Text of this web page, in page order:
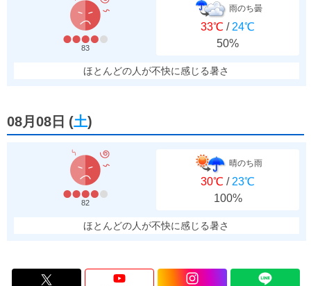
83
雨のち曇
33℃ / 24℃
50%
ほとんどの人が不快に感じる暑さ
08月08日 (土)
82
晴のち雨
30℃ / 23℃
100%
ほとんどの人が不快に感じる暑さ